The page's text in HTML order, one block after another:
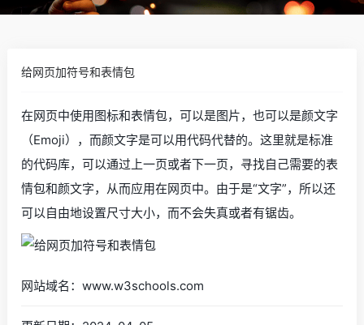
给网页加符号和表情包
在网页中使用图标和表情包，可以是图片，也可以是颜文字
（Emoji），而颜文字是可以用代码代替的。这里就是标准
的代码库，可以通过上一页或者下一页，寻找自己需要的表
情包和颜文字，从而应用在网页中。由于是“文字”，所以还
可以自由地设置尺寸大小，而不会失真或者有锯齿。
网站域名：www.w3schools.com